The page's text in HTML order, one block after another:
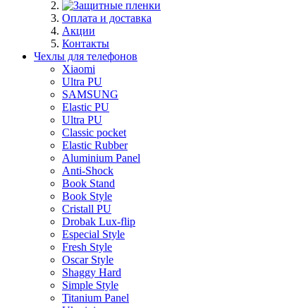
Оплата и доставка
Акции
Контакты
Чехлы для телефонов
Xiaomi
Ultra PU
SAMSUNG
Elastic PU
Ultra PU
Classic pocket
Elastic Rubber
Aluminium Panel
Anti-Shock
Book Stand
Book Style
Cristall PU
Drobak Lux-flip
Especial Style
Fresh Style
Oscar Style
Shaggy Hard
Simple Style
Titanium Panel